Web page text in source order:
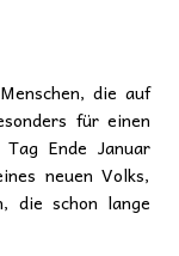
die auf
für einen
Ende Januar
neuen Volks,
die schon lange